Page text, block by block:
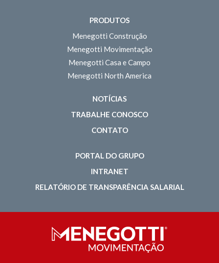
PRODUTOS
Menegotti Construção
Menegotti Movimentação
Menegotti Casa e Campo
Menegotti North America
NOTÍCIAS
TRABALHE CONOSCO
CONTATO
PORTAL DO GRUPO
INTRANET
RELATÓRIO DE TRANSPARÊNCIA SALARIAL